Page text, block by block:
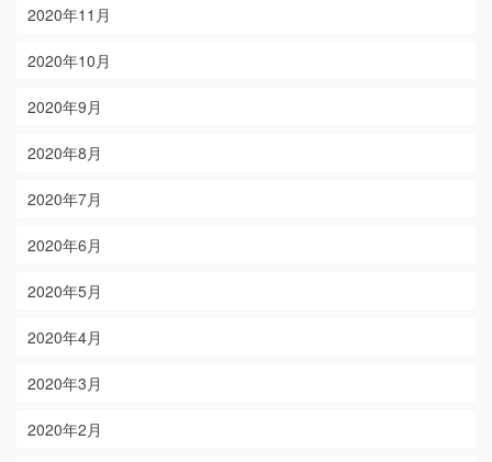
2020年11月
2020年10月
2020年9月
2020年8月
2020年7月
2020年6月
2020年5月
2020年4月
2020年3月
2020年2月